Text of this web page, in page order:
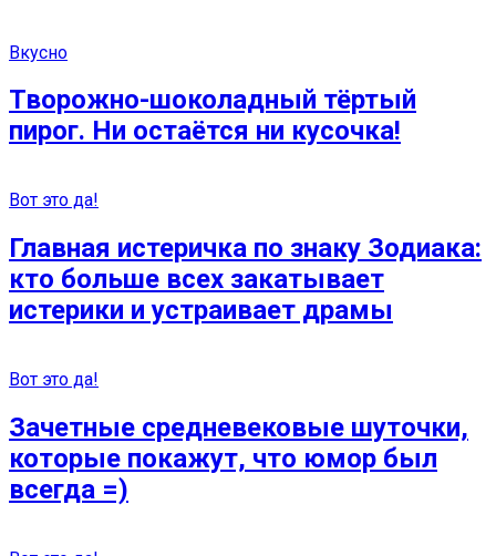
Вкусно
Творожно-шоколадный тёртый
пирог. Ни остаётся ни кусочка!
Вот это да!
Главная истеричка по знаку Зодиака:
кто больше всех закатывает
истерики и устраивает драмы
Вот это да!
Зачетные средневековые шуточки,
которые покажут, что юмор был
всегда =)